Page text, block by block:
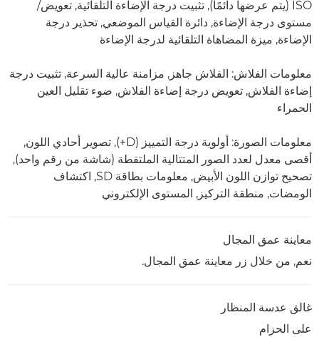
ISO (يتم عرضها دائمًا), تثبيت درجة الإضاءة التلقائية, تعويض/
مستوى درجة الإضاءة, دائرة القياس الموضعي, تحذير درجة
الإضاءة, ميزة المضاهاة التلقائية لدرجة الإضاءة
معلومات الفلاش: الفلاش جاهز, مزامنة عالية السرعة, تثبيت درجة
إضاءة الفلاش, تعويض درجة إضاءة الفلاش, ضوء تقليل العين
الحمراء
معلومات الصورة: أولوية درجة التمييز (D+), تصوير أحادي اللون,
أقصى معدل لعدد الصور المتتالية الملتقطة (شاشة من رقم واحد),
تصحيح توازن اللون الأبيض, معلومات بطاقة SD, اكتشاف
الومضات, منطقة التركيز, المستوى الإلكتروني
معاينة عمق المجال
نعم, من خلال زر معاينة عمق المجال.
غالق عدسة المنظار
على الحزام